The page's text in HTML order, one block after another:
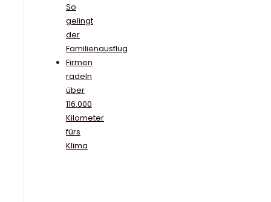
So
gelingt
der
Familienausflug
Firmen
radeln
über
116.000
Kilometer
fürs
Klima